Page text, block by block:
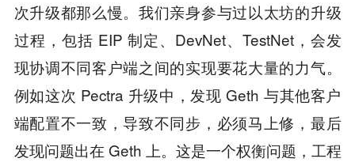
次升级都那么慢。我们亲身参与过以太坊的升级
过程，包括 EIP 制定、DevNet、TestNet，会发
现协调不同客户端之间的实现要花大量的力气。
例如这次 Pectra 升级中，发现 Geth 与其他客户
端配置不一致，导致不同步，必须马上修，最后
发现问题出在 Geth 上。这是一个权衡问题，工程